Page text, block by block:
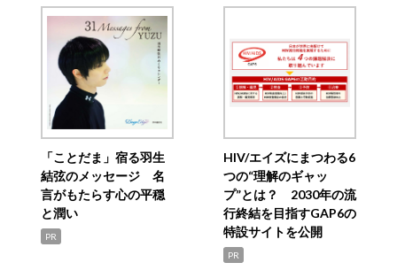
「ことだま」宿る羽生
結弦のメッセージ 名
言がもたらす心の平穏
と潤い
PR
HIV/エイズにまつわる6
つの“理解のギャッ
プ”とは？ 2030年の流
行終結を目指すGAP6の
特設サイトを公開
PR